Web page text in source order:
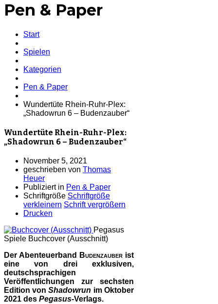
Pen & Paper
Start
Spielen
Kategorien
Pen & Paper
Wundertüte Rhein-Ruhr-Plex:
„Shadowrun 6 – Budenzauber“
Wundertüte Rhein-Ruhr-Plex:
„Shadowrun 6 – Budenzauber“
November 5, 2021
geschrieben von Thomas
Heuer
Publiziert in Pen & Paper
Schriftgröße Schriftgröße
verkleinern Schrift vergrößern
Drucken
Pegasus
Spiele Buchcover (Ausschnitt)
Der Abenteuerband
Budenzauberist
eine von drei exklusiven,
deutschsprachigen
Veröffentlichungen zur sechsten
Edition vonShadowrun im Oktober
2021 des Pegasus-Verlags.